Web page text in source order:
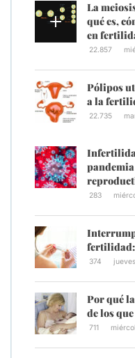
La
qué es,
en
22.857
Pólipos
a la
22.735
283
fertilidad:
374
Por qué
de los
711